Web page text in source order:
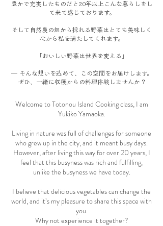
豊かで充実したものだと20年以上こんな暮らしをし
て来て感じております。
そして自然農の畑から採れる野菜はとても美味しく
心から私を満たしてくれます。
「おいしい野菜は世界を変える」
— そんな想いを込めて、この空間をお届けします。
ぜひ、一緒に収穫からの料理体験しませんか？
Welcome to Totonou Island Cooking class, I am
Yukiko Yamaoka.
Living in nature was full of challenges for someone
who grew up in the city, and it meant busy days.
However, after living this way for over 20 years, I
feel that this busyness was rich and fulfilling,
unlike the busyness we have today.
I believe that delicious vegetables can change the
world, and it’s my pleasure to share this space with
you.
Why not experience it together?